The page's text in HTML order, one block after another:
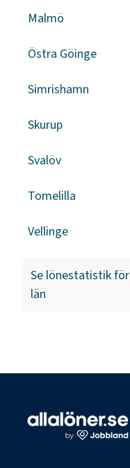
Malmö
Östra Göinge
Simrishamn
Skurup
Svalöv
Tomelilla
Vellinge
Se lönestatistik för
län